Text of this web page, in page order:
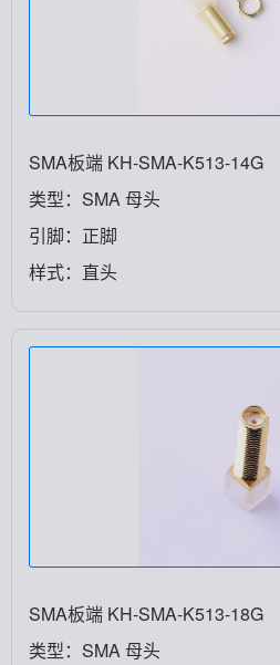
SMA板端 KH-SMA-K513-14G
类型：SMA 母头
引脚：正脚
样式：直头
SMA板端 KH-SMA-K513-18G
类型：SMA 母头